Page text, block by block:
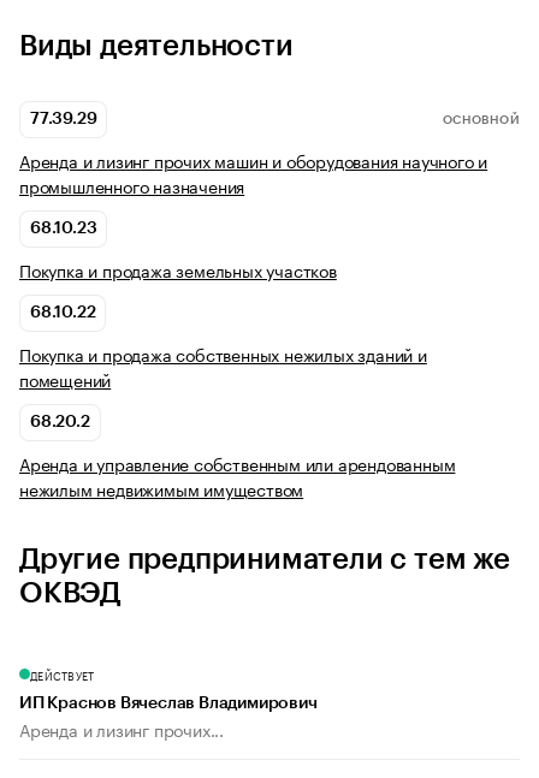
Виды деятельности
77.39.29 ОСНОВНОЙ
Аренда и лизинг прочих машин и оборудования научного и
промышленного назначения
68.10.23
Покупка и продажа земельных участков
68.10.22
Покупка и продажа собственных нежилых зданий и
помещений
68.20.2
Аренда и управление собственным или арендованным
нежилым недвижимым имуществом
Другие предприниматели с тем же
ОКВЭД
ДЕЙСТВУЕТ
ИП Краснов Вячеслав Владимирович
Аренда и лизинг прочих...